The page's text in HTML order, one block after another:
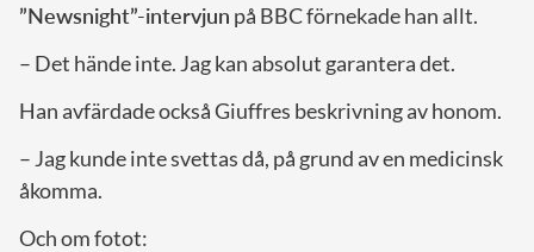
”Newsnight”-intervjun på BBC förnekade han allt.
– Det hände inte. Jag kan absolut garantera det.
Han avfärdade också Giuffres beskrivning av honom.
– Jag kunde inte svettas då, på grund av en medicinsk
åkomma.
Och om fotot: